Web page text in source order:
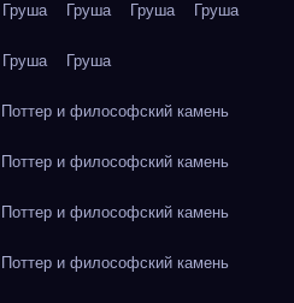
Груша Груша Груша Груша
Груша Груша
и философский камень
и философский камень
и философский камень
и философский камень